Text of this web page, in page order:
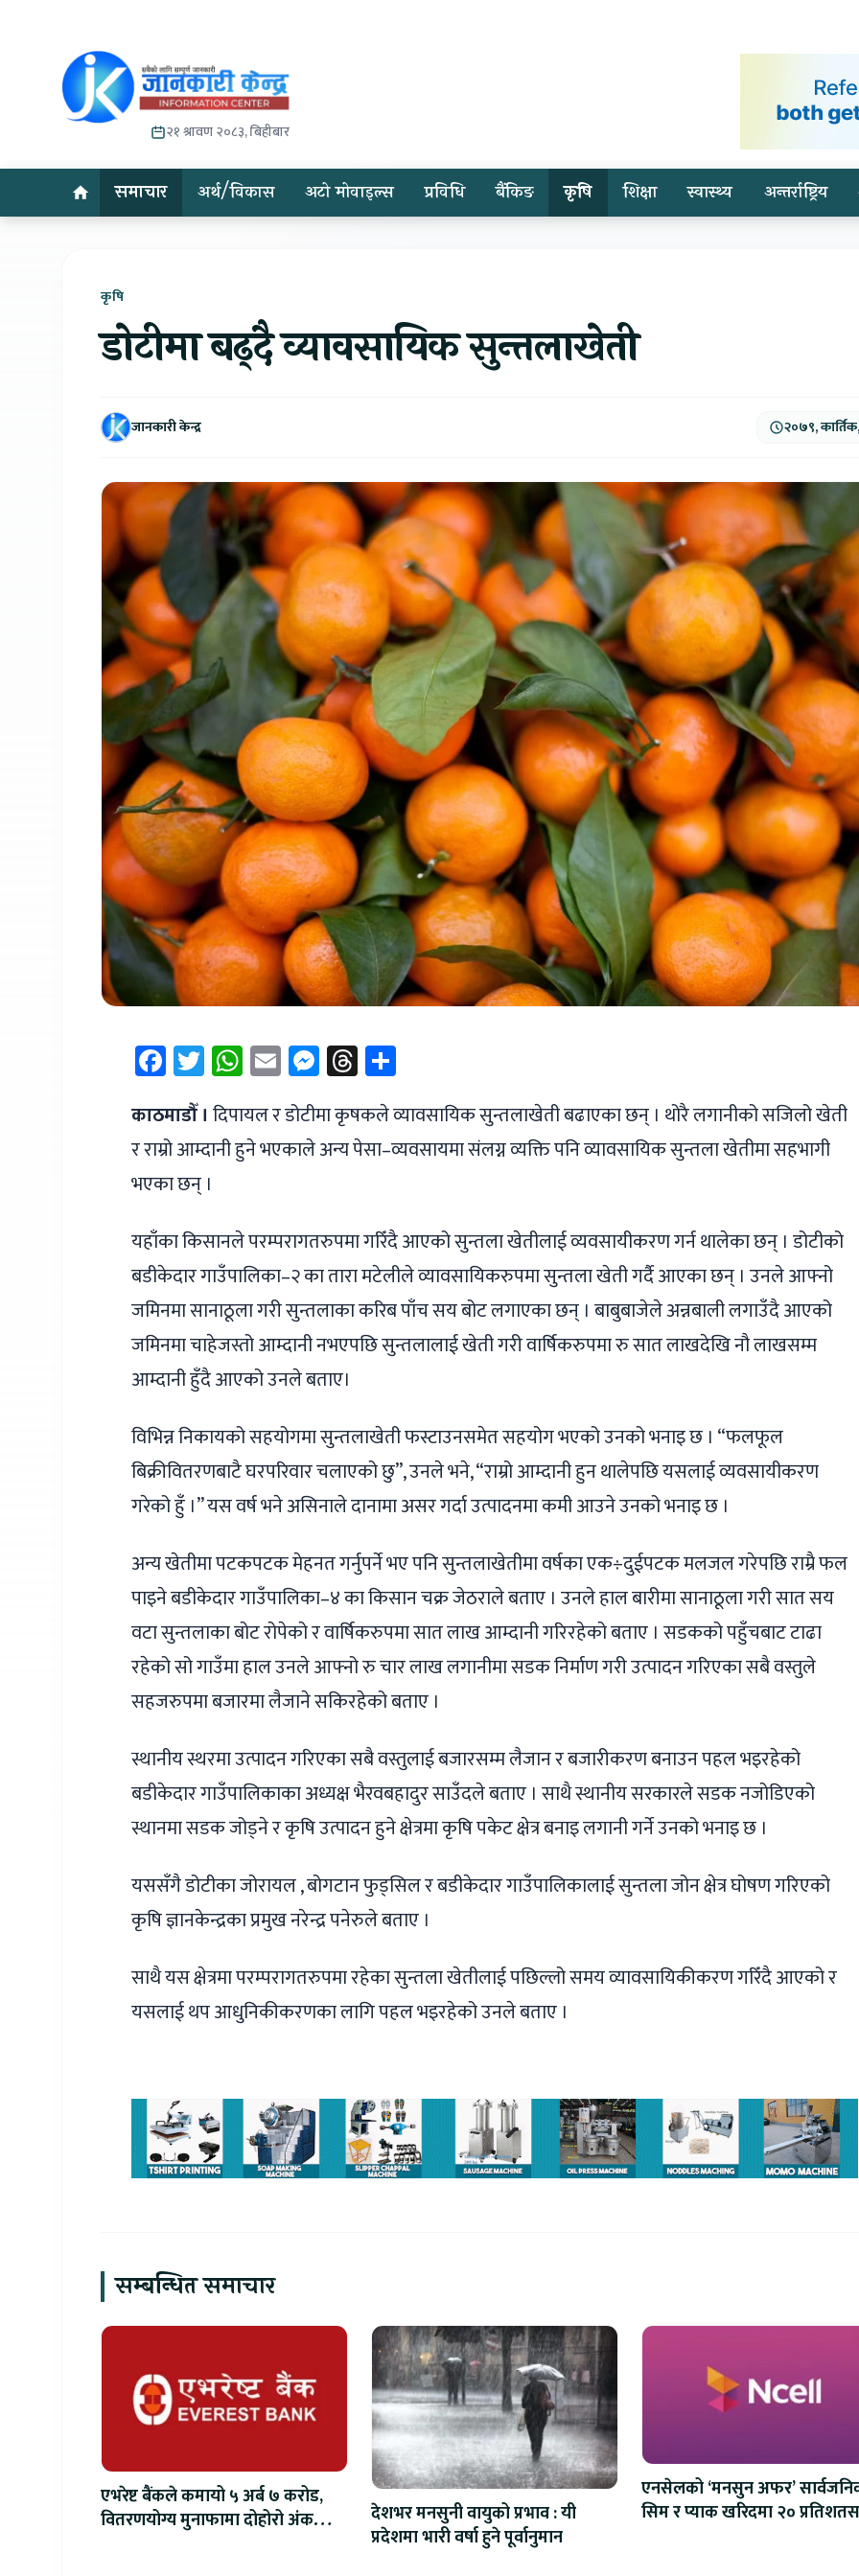
२१ श्रावण २०८३, बिहीबार
समाचार अर्थ/विकास अटो मोवाइल्स प्रविधि बैंकिङ कृषि शिक्षा स्वास्थ्य अन्तर्राष्ट्रिय
कृषि
डोटीमा बढ्दै व्यावसायिक सुन्तलाखेती
जानकारी केन्द्र २०७९,
Facebook
Twitter
WhatsApp
EmailMessenger
Threads
काठमाडौँ । दिपायल र डोटीमा कृषकले व्यावसायिक सुन्तलाखेती बढाएका छन् । थोरै लगानीको सजिलो खेती
र राम्रो आम्दानी हुने भएकाले अन्य पेसा–व्यवसायमा संलग्न व्यक्ति पनि व्यावसायिक सुन्तला खेतीमा सहभागी
भएका छन् ।
यहाँका किसानले परम्परागतरुपमा गरिँदै आएको सुन्तला खेतीलाई व्यवसायीकरण गर्न थालेका छन् । डोटीको
बडीकेदार गाउँपालिका–२ का तारा मटेलीले व्यावसायिकरुपमा सुन्तला खेती गर्दै आएका छन् । उनले आफ्नो
जमिनमा सानाठूला गरी सुन्तलाका करिब पाँच सय बोट लगाएका छन् । बाबुबाजेले अन्नबाली लगाउँदै आएको
जमिनमा चाहेजस्तो आम्दानी नभएपछि सुन्तलालाई खेती गरी वार्षिकरुपमा रु सात लाखदेखि नौ लाखसम्म
आम्दानी हुँदै आएको उनले बताए।
विभिन्न निकायको सहयोगमा सुन्तलाखेती फस्टाउनसमेत सहयोग भएको उनको भनाइ छ । “फलफूल
बिक्रीवितरणबाटै घरपरिवार चलाएको छु”, उनले भने, “राम्रो आम्दानी हुन थालेपछि यसलाई व्यवसायीकरण
गरेको हुँ ।” यस वर्ष भने असिनाले दानामा असर गर्दा उत्पादनमा कमी आउने उनको भनाइ छ ।
अन्य खेतीमा पटकपटक मेहनत गर्नुपर्ने भए पनि सुन्तलाखेतीमा वर्षका एक÷दुईपटक मलजल गरेपछि राम्रै फल
पाइने बडीकेदार गाउँपालिका–४ का किसान चक्र जेठराले बताए । उनले हाल बारीमा सानाठूला गरी सात सय
वटा सुन्तलाका बोट रोपेको र वार्षिकरुपमा सात लाख आम्दानी गरिरहेको बताए । सडकको पहुँचबाट टाढा
रहेको सो गाउँमा हाल उनले आफ्नो रु चार लाख लगानीमा सडक निर्माण गरी उत्पादन गरिएका सबै वस्तुले
सहजरुपमा बजारमा लैजाने सकिरहेको बताए ।
स्थानीय स्थरमा उत्पादन गरिएका सबै वस्तुलाई बजारसम्म लैजान र बजारीकरण बनाउन पहल भइरहेको
बडीकेदार गाउँपालिकाका अध्यक्ष भैरवबहादुर साउँदले बताए । साथै स्थानीय सरकारले सडक नजोडिएको
स्थानमा सडक जोड्ने र कृषि उत्पादन हुने क्षेत्रमा कृषि पकेट क्षेत्र बनाइ लगानी गर्ने उनको भनाइ छ ।
यससँगै डोटीका जोरायल , बोगटान फुड्सिल र बडीकेदार गाउँपालिकालाई सुन्तला जोन क्षेत्र घोषण गरिएको
कृषि ज्ञानकेन्द्रका प्रमुख नरेन्द्र पनेरुले बताए ।
साथै यस क्षेत्रमा परम्परागतरुपमा रहेका सुन्तला खेतीलाई पछिल्लो समय व्यावसायिकीकरण गरिँदै आएको र
यसलाई थप आधुनिकीकरणका लागि पहल भइरहेको उनले बताए ।
सम्बन्धित समाचार
एभरेष्ट बैंकले कमायो ५ अर्ब ७ करोड,
वितरणयोग्य मुनाफामा दोहोरो अंकको
देशभर मनसुनी वायुको प्रभाव : यी
प्रदेशमा भारी वर्षा हुने पूर्वानुमान
एनसेलको ‘मनसुन अफर’
सिम र प्याक खरिदमा २०